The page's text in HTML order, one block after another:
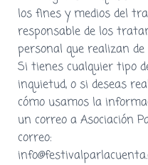
los fines y medios del
responsable de los
personal que realizan
Si tienes cualquier tipo
inquietud, o si deseas
cómo usamos la
un correo a Asociación
correo: